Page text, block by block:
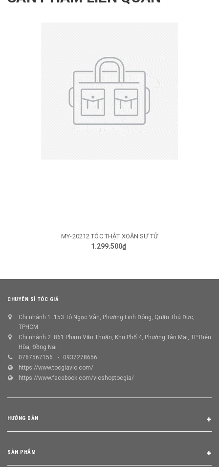
MY-20212 TÓC THẬT XOĂN SƯ TỬ
1.299.500₫
CHUYÊN SỈ TÓC GIẢ
Chi nhánh 1: 153 Tô Ngọc Vân, Phường Linh Đông, Quận Thủ Đức,
TPHCM
Chi nhánh 2: 861 Phạm Văn Thuận, Khu Phố 4, Phường Tân Mai, TP Biên
Hòa, Đồng Nai
0767567156
0937278656
https://www.tocgiavio.com/
https://www.facebook.com/vioshoptocgia/
HƯỚNG DẪN
SẢN PHẨM